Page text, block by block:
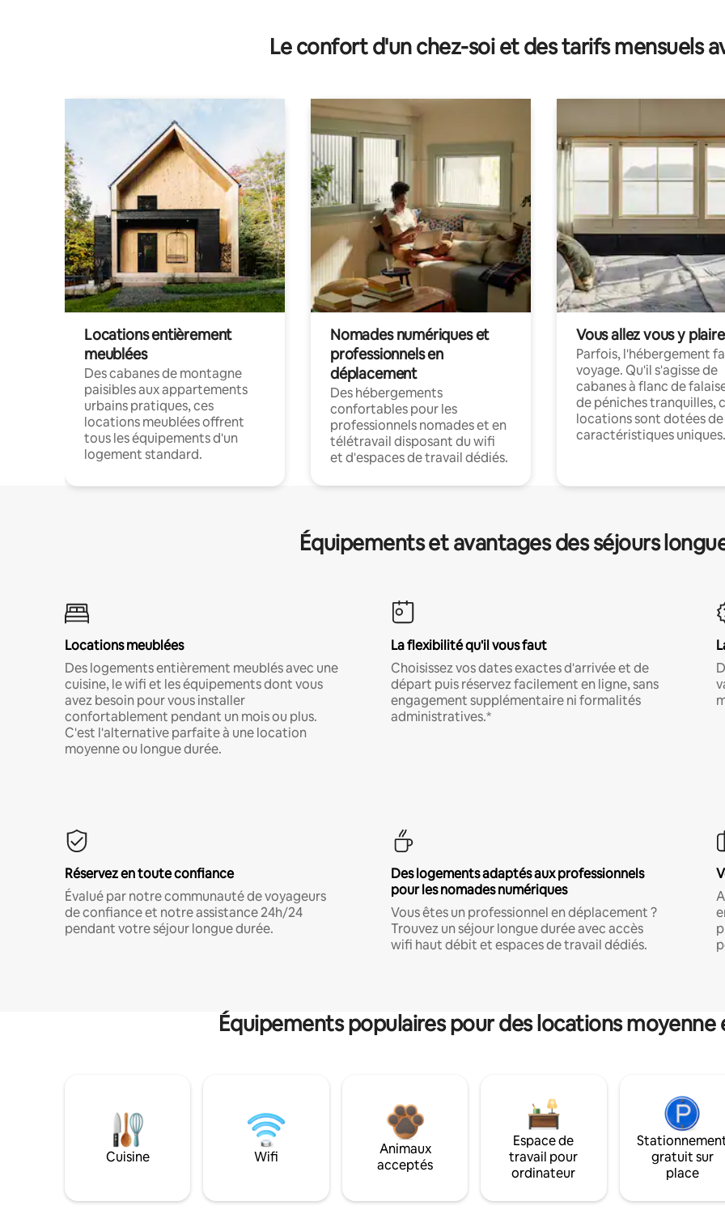
Le confort d'un chez-soi et des tarifs mensuels
Locations entièrement
meublées
Des cabanes de montagne
paisibles aux appartements
urbains pratiques, ces
locations meublées offrent
tous les équipements d'un
logement standard.
Nomades numériques et
professionnels en
déplacement
Des hébergements
confortables pour les
professionnels nomades et en
télétravail disposant du wifi
et d'espaces de travail dédiés.
Vous allez vous y plaire
Parfois, l'hébergement
voyage. Qu'il s'agisse de
cabanes à flanc de
de péniches tranquilles,
locations sont dotées de
caractéristiques uniques.
Équipements et avantages des séjours
Locations meublées
Des logements entièrement meublés avec une
cuisine, le wifi et les équipements dont vous
avez besoin pour vous installer
confortablement pendant un mois ou plus.
C'est l'alternative parfaite à une location
moyenne ou longue durée.
La flexibilité qu'il vous faut
Choisissez vos dates exactes d'arrivée et de
départ puis réservez facilement en ligne, sans
engagement supplémentaire ni formalités
administratives.*
Réservez en toute confiance
Évalué par notre communauté de voyageurs
de confiance et notre assistance 24h/24
pendant votre séjour longue durée.
Des logements adaptés aux professionnels
pour les nomades numériques
Vous êtes un professionnel en déplacement ?
Trouvez un séjour longue durée avec accès
wifi haut débit et espaces de travail dédiés.
Équipements populaires pour des locations
Cuisine Wifi
Animaux
acceptés
Espace de
travail pour
ordinateur
gratuit sur
place